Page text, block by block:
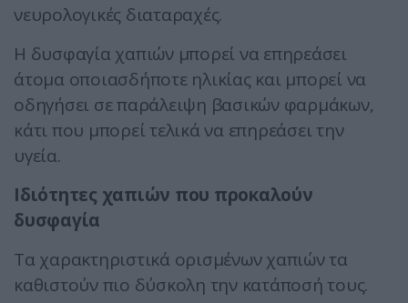
νευρολογικές διαταραχές.
Η δυσφαγία χαπιών μπορεί να επηρεάσει
άτομα οποιασδήποτε ηλικίας και μπορεί να
οδηγήσει σε παράλειψη βασικών φαρμάκων,
κάτι που μπορεί τελικά να επηρεάσει την
υγεία.
Ιδιότητες χαπιών που προκαλούν
δυσφαγία
Τα χαρακτηριστικά ορισμένων χαπιών τα
καθιστούν πιο δύσκολη την κατάποσή τους.